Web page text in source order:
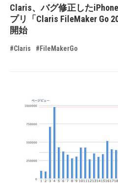
Claris、バグ修正した
プリ「Claris FileMaker Go
開始
#Claris #FileMakerGo